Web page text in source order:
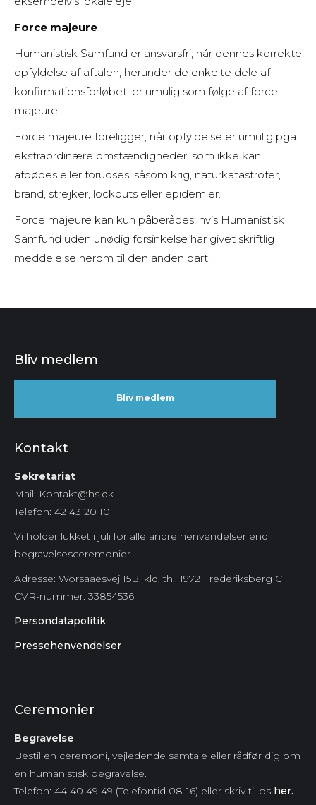
Force majeure
Humanistisk Samfund er ansvarsfri, når dennes korrekte
opfyldelse af aftalen, herunder de enkelte dele af
konfirmationsforløbet, er umulig som følge af force
majeure.
Force majeure foreligger, når opfyldelse er umulig pga.
ekstraordinære omstændigheder, som ikke kan
afbødes eller forudses, såsom krig, naturkatastrofer,
brand, strejker, lockouts eller epidemier.
Force majeure kan kun påberåbes, hvis Humanistisk
Samfund uden unødig forsinkelse har givet skriftlig
meddelelse herom til den anden part.
Bliv medlem
Bliv medlem
Kontakt
Sekretariat
Mail: Kontakt@hs.dk
Telefon: 42 43 20 10
Vi holder lukket i juli for alle andre henvendelser end
begravelsesceremonier.
Adresse: Worsaaesvej 15B, kld. th., 1972 Frederiksberg C
CVR-nummer: 33854536
Persondatapolitik
Pressehenvendelser
Ceremonier
Begravelse
Bestil en ceremoni, vejledende samtale eller rådfør dig om
en humanistisk begravelse.
Telefon: 44 40 49 49 (Telefontid 08-16) eller skriv til os her.